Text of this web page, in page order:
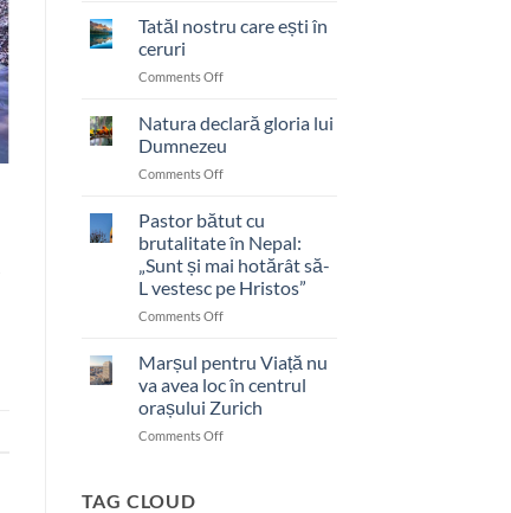
Tatăl nostru care ești în
ceruri
Comments Offon
nostru
care
ești
în
Natura declară gloria lui
Dumnezeu
Comments Offon
declară
gloria
lui
Dumnezeu
Pastor bătut cu
brutalitate în Nepal:
„Sunt și mai hotărât să-
L vestesc pe Hristos”
Comments Offon
bătut
cu
brutalitate
în
Nepal:
Marșul pentru Viață nu
va avea loc în centrul
orașului Zurich
Comments Offon
TAG CLOUD